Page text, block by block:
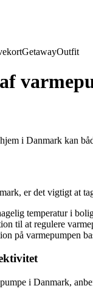
GetawayOutfit
i Danmark kan
er det vigtigt at
temperatur i
til at regulere
på varmepumpen
i Danmark,